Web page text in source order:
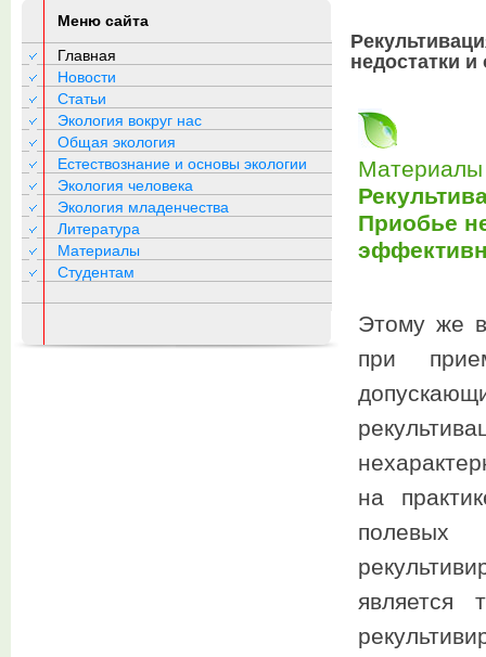
Меню сайта
Главная
Новости
Статьи
Экология вокруг нас
Общая экология
Естествознание и основы экологии
Экология человека
Экология младенчества
Литература
Материалы
Студентам
недостатки
Материалы
Приобье
Этому же
при
на
является